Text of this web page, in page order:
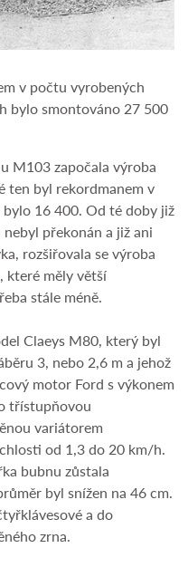
v počtu vyrobených
bylo smontováno 27 500
M103 započala výroba
ten byl rekordmanem v
16 400. Od té doby již
překonán a již ani
rozšiřovala se výroba
které měly větší
stále méně.
Claeys M80, který byl
3, nebo 2,6 m a jehož
motor Ford s výkonem
třístupňovou
variátorem
od 1,3 do 20 km/h.
bubnu zůstala
byl snížen na 46 cm.
a do
zrna.